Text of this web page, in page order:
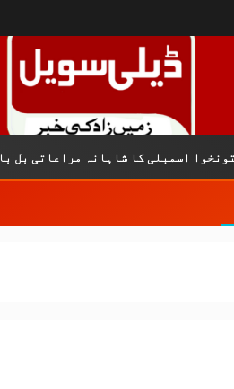
شاہانہ مراعاتی بل باقاعدہ قانون ہے